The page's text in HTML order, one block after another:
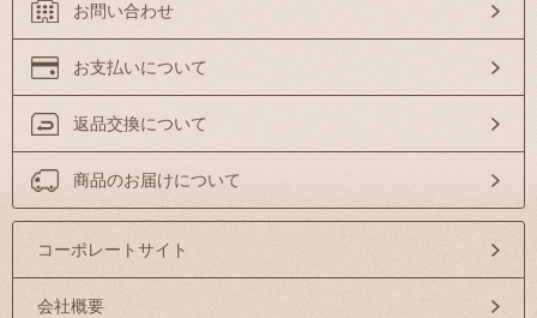
お問い合わせ
お支払いについて
返品交換について
商品のお届けについて
コーポレートサイト
会社概要